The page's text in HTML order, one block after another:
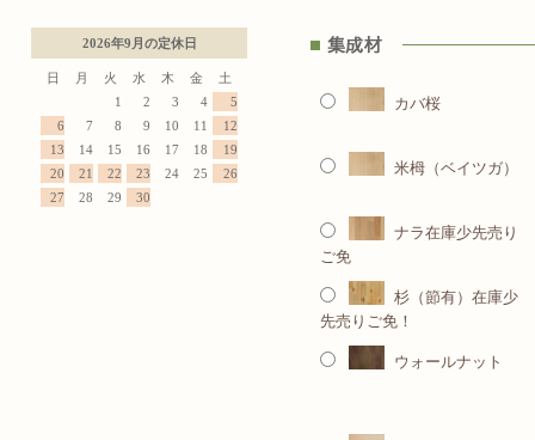
2026年9月の定休日
日 月 火 水 木 金
土
1
2 3 4
5
6
7 8 9 10 11
12
13
14 15 16 17 18
19
20
21 22 23 24 25
26
27
28 29 30
カバ桜
米栂（ベイツガ）
ナラ在庫少先売り
ご免
杉（節有）在庫少
先売りご免！
ウォールナット